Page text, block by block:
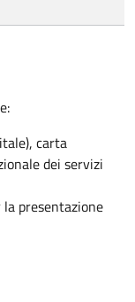
carta
dei servizi
presentazione